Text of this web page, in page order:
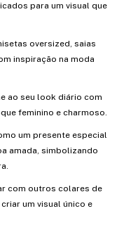
para um visual que
oversized, saias
inspiração na moda
ao seu look diário com
feminino e charmoso.
um presente especial
amada, simbolizando
com outros colares de
um visual único e